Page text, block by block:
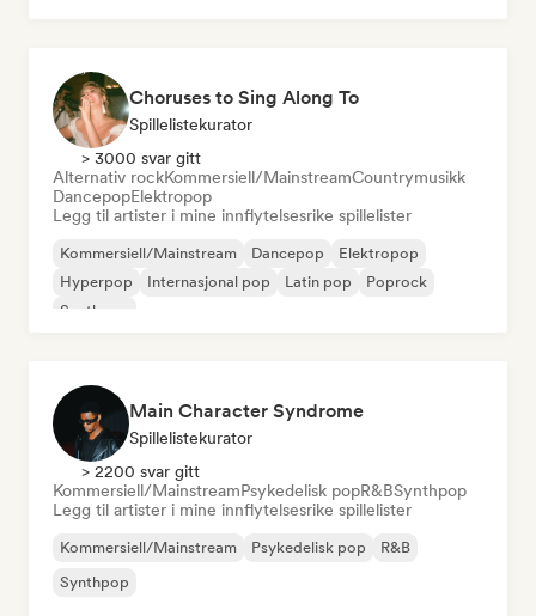
Choruses to Sing Along To
Spillelistekurator
> 3000 svar gitt
Alternativ rockKommersiell/MainstreamCountrymusikk
DancepopElektropop
Legg til artister i mine innflytelsesrike spillelister
Kommersiell/Mainstream Dancepop
Elektropop
Hyperpop
Internasjonal pop Latin pop
Poprock
Synthpop
Main Character Syndrome
Spillelistekurator
> 2200 svar gitt
Kommersiell/MainstreamPsykedelisk popR&BSynthpop
Legg til artister i mine innflytelsesrike spillelister
Kommersiell/Mainstream Psykedelisk pop
R&B
Synthpop